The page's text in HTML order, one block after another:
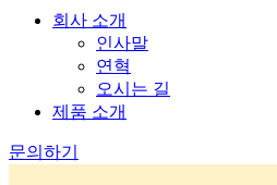
회사 소개
인사말
연혁
오시는 길
제품 소개
문의하기